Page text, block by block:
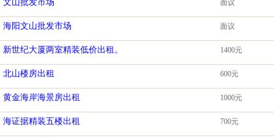
文山批发市场 面议
海阳文山批发市场 面议
新世纪大厦两室精装低价出租。 1400元
北山楼房出租 600元
黄金海岸海景房出租 1000元
海证据精装五楼出租 700元